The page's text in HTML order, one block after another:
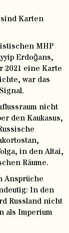
Karten
MHP
Erdoğans,
2021 eine Karte
war das
nicht
den Kaukasus,
in den Altai,
Räume.
Ansprüche
In den
Russland nicht
als Imperium